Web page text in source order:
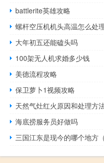
battlerite英雄攻略
螺杆空压机机头高温怎么处
大年初五还能磕头吗
100架无人机求婚多少钱
美德流程攻略
保卫萝卜1视频攻略
天然气灶红火原因和处理方
海底捞服务员好做吗
三国江东是现今的哪个地方